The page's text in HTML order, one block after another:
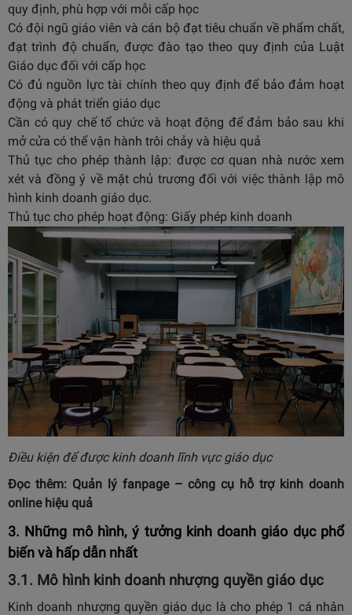
quy định, phù hợp với mỗi cấp học
Có đội ngũ giáo viên và cán bộ đạt tiêu chuẩn về phẩm chất,
đạt trình độ chuẩn, được đào tạo theo quy định của Luật
Giáo dục đối với cấp học
Có đủ nguồn lực tài chính theo quy định để bảo đảm hoạt
động và phát triển giáo dục
Cần có quy chế tổ chức và hoạt động để đảm bảo sau khi
mở cửa có thể vận hành trôi chảy và hiệu quả
Thủ tục cho phép thành lập: được cơ quan nhà nước xem
xét và đồng ý về mặt chủ trương đối với việc thành lập mô
hình kinh doanh giáo dục.
Thủ tục cho phép hoạt động: Giấy phép kinh doanh
Điều kiện để được kinh doanh lĩnh vực giáo dục
Đọc thêm: Quản lý fanpage– công cụ hỗ trợ kinh doanh
online hiệu quả
3. Những mô hình, ý tưởng kinh doanh giáo dục phổ
biến và hấp dẫn nhất
3.1. Mô hình kinh doanh nhượng quyền giáo dục
Kinh doanh nhượng quyền giáo dục là cho phép 1 cá nhân